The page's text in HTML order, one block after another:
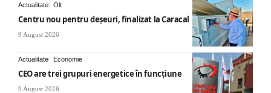
Actualitate Olt
Centru nou pentru deșeuri, finalizat la Caracal
9 August 2026
Actualitate Economie
CEO are trei grupuri energetice în funcțiune
9 August 2026